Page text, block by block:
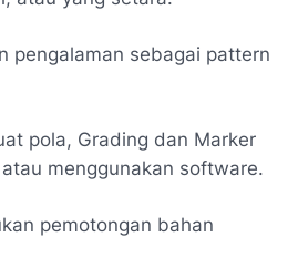
pengalaman sebagai pattern
pola, Grading dan Marker
menggunakan software.
pemotongan bahan